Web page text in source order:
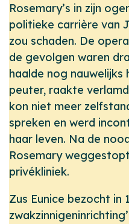
Rosemary’s in zijn
politieke carrière van
zou schaden. De
de gevolgen waren
haalde nog
peuter, raakte
kon niet meer
spreken en werd
haar leven. Na de
Rosemary
privékliniek.
Zus Eunice bezocht in